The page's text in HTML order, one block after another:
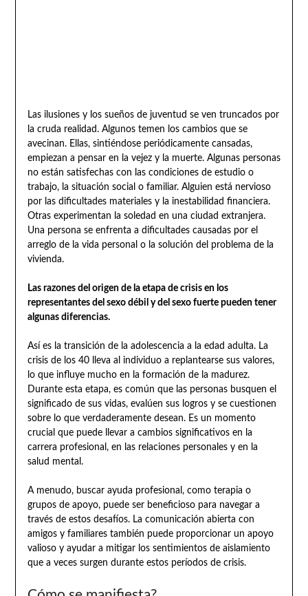
Las ilusiones y los sueños de juventud se ven truncados por
la cruda realidad. Algunos temen los cambios que se
avecinan. Ellas, sintiéndose periódicamente cansadas,
empiezan a pensar en la vejez y la muerte. Algunas personas
no están satisfechas con las condiciones de estudio o
trabajo, la situación social o familiar. Alguien está nervioso
por las dificultades materiales y la inestabilidad financiera.
Otras experimentan la soledad en una ciudad extranjera.
Una persona se enfrenta a dificultades causadas por el
arreglo de la vida personal o la solución del problema de la
vivienda.
Las razones del origen de la etapa de crisis en los
representantes del sexo débil y del sexo fuerte pueden tener
algunas diferencias.
Así es la transición de la adolescencia a la edad adulta. La
crisis de los 40 lleva al individuo a replantearse sus valores,
lo que influye mucho en la formación de la madurez.
Durante esta etapa, es común que las personas busquen el
significado de sus vidas, evalúen sus logros y se cuestionen
sobre lo que verdaderamente desean. Es un momento
crucial que puede llevar a cambios significativos en la
carrera profesional, en las relaciones personales y en la
salud mental.
A menudo, buscar ayuda profesional, como terapia o
grupos de apoyo, puede ser beneficioso para navegar a
través de estos desafíos. La comunicación abierta con
amigos y familiares también puede proporcionar un apoyo
valioso y ayudar a mitigar los sentimientos de aislamiento
que a veces surgen durante estos períodos de crisis.